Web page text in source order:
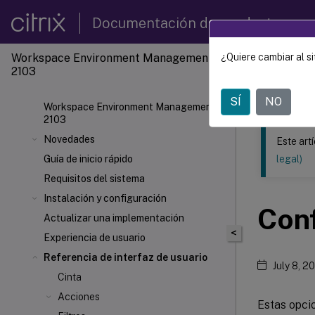
Documentación de productos
Workspace Environment Management
2103
Workspace Environment Management
2103
Novedades
Guía de inicio rápido
Requisitos del sistema
Instalación y configuración
Actualizar una implementación
Experiencia de usuario
Referencia de interfaz de usuario
Cinta
Acciones
Este
<
Este
legal)
July 8,
Estas
¿Quiere cambiar al
SÍ NO